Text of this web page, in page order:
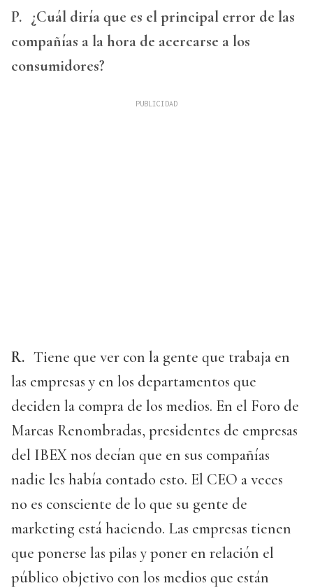
P. ¿Cuál diría que es el principal error de las
compañías a la hora de acercarse a los
consumidores?
R. Tiene que ver con la gente que trabaja en
las empresas y en los departamentos que
deciden la compra de los medios. En el Foro de
Marcas Renombradas, presidentes de empresas
del IBEX nos decían que en sus compañías
nadie les había contado esto. El CEO a veces
no es consciente de lo que su gente de
marketing está haciendo. Las empresas tienen
que ponerse las pilas y poner en relación el
público objetivo con los medios que están